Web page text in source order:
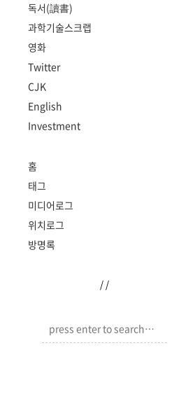
독서(讀書)
과학기술스크랩
영화
Twitter
CJK
English
Investment
홈
태그
미디어로그
위치로그
방명록
/ /